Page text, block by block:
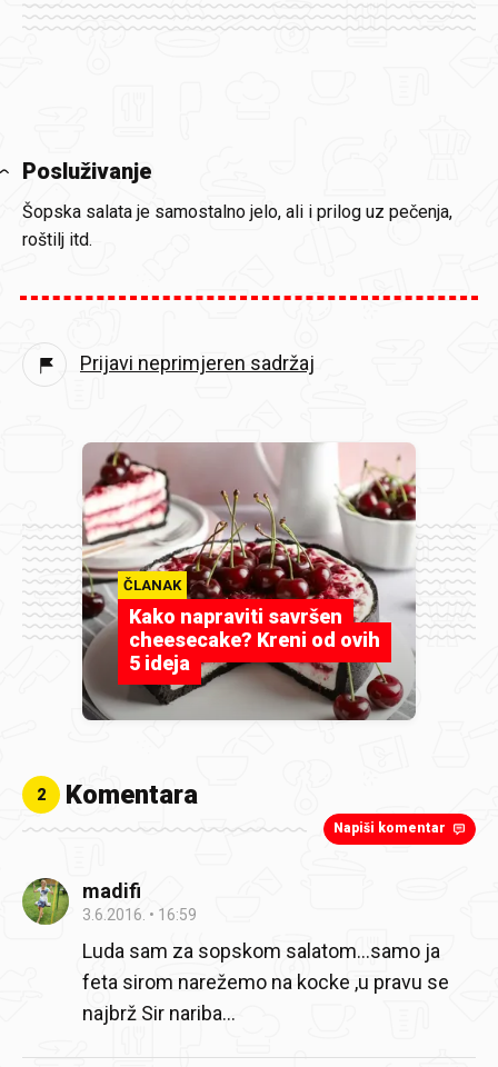
Posluživanje
Šopska salata je samostalno jelo, ali i prilog uz pečenja,
roštilj itd.
Prijavi neprimjeren sadržaj
ČLANAK
Kako napraviti savršen
cheesecake? Kreni od ovih
5 ideja
2 Komentara
Napiši komentar
madifi
3.6.2016. 16:59
Luda sam za sopskom salatom...samo ja
feta sirom narežemo na kocke ,u pravu se
najbrž Sir nariba...